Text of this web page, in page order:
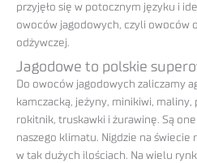
przyjęło się w potocznym języku i
owoców jagodowych, czyli owoców
odżywczej.
Jagodowe to polskie
Do owoców jagodowych zaliczamy
kamczacką, jeżyny, minikiwi,
rokitnik, truskawki i żurawinę. Są
naszego klimatu. Nigdzie na
w tak dużych ilościach. Na wielu